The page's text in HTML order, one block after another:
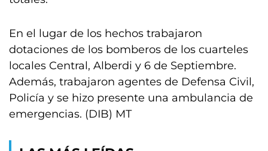
En el lugar de los hechos trabajaron
dotaciones de los bomberos de los cuarteles
locales Central, Alberdi y 6 de Septiembre.
Además, trabajaron agentes de Defensa Civil,
Policía y se hizo presente una ambulancia de
emergencias. (DIB) MT